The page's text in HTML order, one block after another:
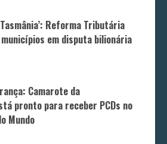
Tasmânia’: Reforma Tributária
em disputa bilionária
Camarote da
pronto para receber PCDs no
Mundo